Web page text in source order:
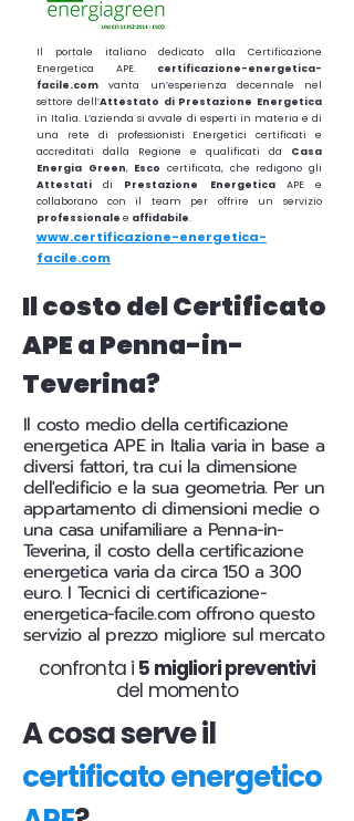
Il portale italiano dedicato alla Certificazione
Energetica APE. certificazione-energetica-
facile.com vanta un’esperienza decennale nel
settore dell’Attestato di Prestazione Energetica
in Italia. L’azienda si avvale di esperti in materia e di
una rete di professionisti Energetici certificati e
accreditati dalla Regione e qualificati da Casa
Energia Green, Escocertificata, che redigono gli
Attestatidi Prestazione EnergeticaAPE e
collaborano con il team per offrire un servizio
professionale e affidabile.
www.certificazione-energetica-
facile.com
Il costo del Certificato
APE a Penna-in-
Teverina?
Il costo medio della certificazione
energetica APE in Italia varia in base a
diversi fattori, tra cui la dimensione
dell'edificio e la sua geometria. Per un
appartamento di dimensioni medie o
una casa unifamiliare a Penna-in-
Teverina, il costo della certificazione
energetica varia da circa 150 a 300
euro. I Tecnici di certificazione-
energetica-facile.com offrono questo
servizio al prezzo migliore sul mercato
confronta i 5 migliori preventivi
del momento
A cosa serve il
certificato energetico